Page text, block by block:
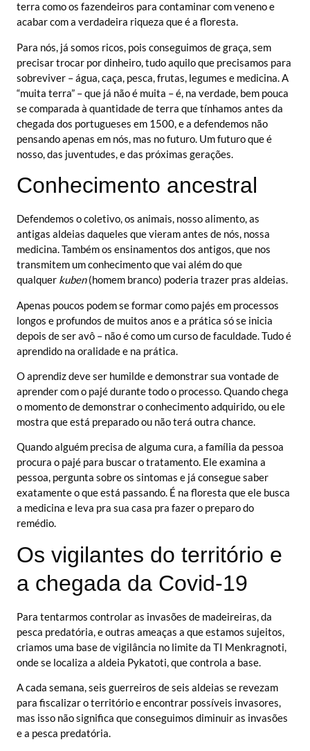
terra como os fazendeiros para contaminar com veneno e
acabar com a verdadeira riqueza que é a floresta.
Para nós, já somos ricos, pois conseguimos de graça, sem
precisar trocar por dinheiro, tudo aquilo que precisamos para
sobreviver – água, caça, pesca, frutas, legumes e medicina. A
“muita terra” – que já não é muita – é, na verdade, bem pouca
se comparada à quantidade de terra que tínhamos antes da
chegada dos portugueses em 1500, e a defendemos não
pensando apenas em nós, mas no futuro. Um futuro que é
nosso, das juventudes, e das próximas gerações.
Conhecimento ancestral
Defendemos o coletivo, os animais, nosso alimento, as
antigas aldeias daqueles que vieram antes de nós, nossa
medicina. Também os ensinamentos dos antigos, que nos
transmitem um conhecimento que vai além do que
qualquer kuben(homem branco) poderia trazer pras aldeias.
Apenas poucos podem se formar como pajés em processos
longos e profundos de muitos anos e a prática só se inicia
depois de ser avô – não é como um curso de faculdade. Tudo é
aprendido na oralidade e na prática.
O aprendiz deve ser humilde e demonstrar sua vontade de
aprender com o pajé durante todo o processo. Quando chega
o momento de demonstrar o conhecimento adquirido, ou ele
mostra que está preparado ou não terá outra chance.
Quando alguém precisa de alguma cura, a família da pessoa
procura o pajé para buscar o tratamento. Ele examina a
pessoa, pergunta sobre os sintomas e já consegue saber
exatamente o que está passando. É na floresta que ele busca
a medicina e leva pra sua casa pra fazer o preparo do
remédio.
Os vigilantes do território e
a chegada da Covid-19
Para tentarmos controlar as invasões de madeireiras, da
pesca predatória, e outras ameaças a que estamos sujeitos,
criamos uma base de vigilância no limite da TI Menkragnoti,
onde se localiza a aldeia Pykatoti, que controla a base.
A cada semana, seis guerreiros de seis aldeias se revezam
para fiscalizar o território e encontrar possíveis invasores,
mas isso não significa que conseguimos diminuir as invasões
e a pesca predatória.